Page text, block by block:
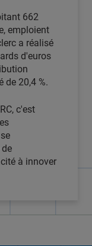
662
emploient
a réalisé
d'euros
de 20,4 %.
c'est
à innover